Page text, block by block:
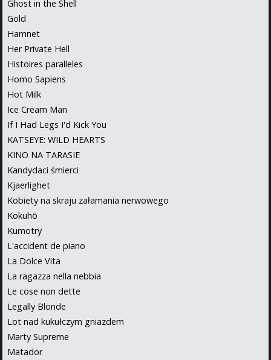
Ghost in the Shell
Gold
Hamnet
Her Private Hell
Histoires paralleles
Homo Sapiens
Hot Milk
Ice Cream Man
If I Had Legs I'd Kick You
KATSEYE: WILD HEARTS
KINO NA TARASIE
Kandydaci śmierci
Kjaerlighet
Kobiety na skraju załamania nerwowego
Kokuhō
Kumotry
L'accident de piano
La Dolce Vita
La ragazza nella nebbia
Le cose non dette
Legally Blonde
Lot nad kukułczym gniazdem
Marty Supreme
Matador